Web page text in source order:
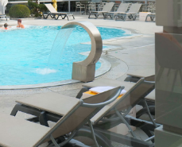
PROMOTIONS